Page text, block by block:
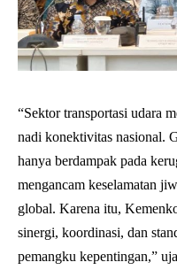
“Sektor transportasi udara
nadi konektivitas nasional.
hanya berdampak pada
mengancam keselamatan
global. Karena itu,
sinergi, koordinasi, dan
pemangku kepentingan,”